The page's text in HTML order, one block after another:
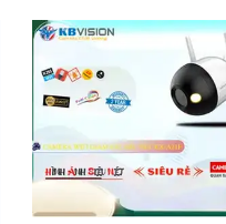
năng quay...